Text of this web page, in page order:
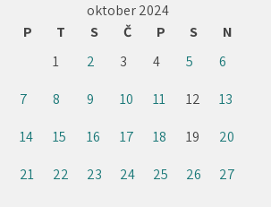
oktober 2024
P
T S Č P S
N
1
2 3 4 5
6
7
8 9 10 11 12
13
14
15 16 17 18 19
20
21
22 23 24 25 26
27